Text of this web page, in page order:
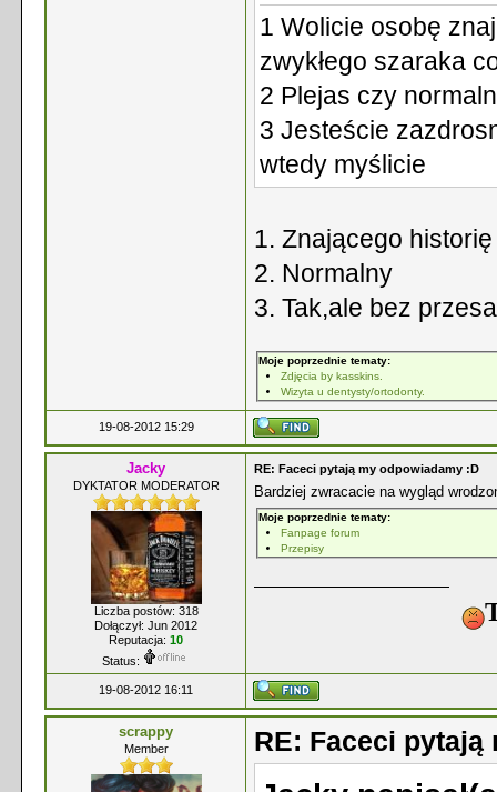
1 Wolicie osobę
zwykłego szaraka
2 Plejas czy
3 Jesteście
wtedy myślicie
1. Znającego
2. Normalny
3. Tak,ale bez
Moje poprzednie tematy:
Zdjęcia by kasskins.
Wizyta u dentysty/ortodonty.
19-08-2012 15:29
Jacky
DYKTATOR MODERATOR
Liczba postów: 318
Dołączył: Jun 2012
Reputacja: 10
Status:
RE: Faceci pytają my odpowiadamy :D
Bardziej zwracacie na wygląd
Moje poprzednie tematy:
Fanpage forum
Przepisy
19-08-2012 16:11
scrappy
Member RE: Faceci pytają